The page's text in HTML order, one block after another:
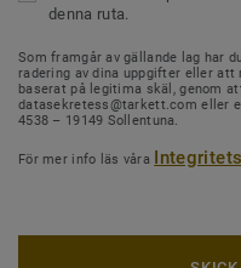
denna ruta.
Som framgår av gällande lag har
radering av dina uppgifter eller att
baserat på legitima skäl, genom
datasekretess@tarkett.com eller
4538 – 19149 Sollentuna.
För mer info läs våra